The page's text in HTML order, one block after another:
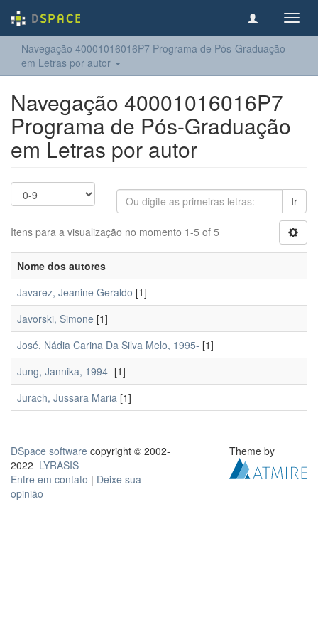
Navegação 40001016016P7 Programa de Pós-Graduação
em Letras por autor
Navegação 40001016016P7
Programa de Pós-Graduação
em Letras por autor
Ir
Itens para a visualização no momento 1-5 of 5
Nome dos autores
Javarez, Jeanine Geraldo [1]
Javorski, Simone [1]
José, Nádia Carina Da Silva Melo, 1995- [1]
Jung, Jannika, 1994- [1]
Jurach, Jussara Maria [1]
DSpace software copyright © 2002-
2022 LYRASIS
Entre em contato | Deixe sua
opinião
Theme by